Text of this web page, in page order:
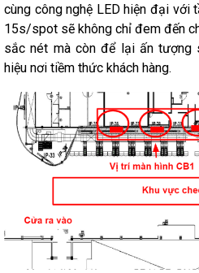
cùng công nghệ LED hiện đại với
15s/spot sẽ không chỉ đem đến
sắc nét mà còn để lại ấn tượng
hiệu nơi tiềm thức khách hàng.